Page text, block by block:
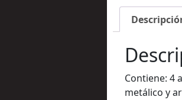
Contiene: 4
metálico y